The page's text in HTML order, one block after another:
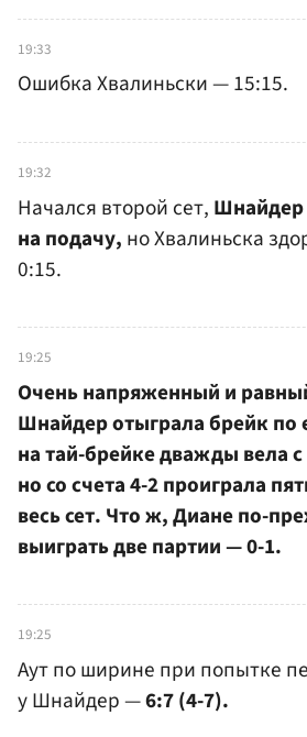
19:33
Ошибка Хвалиньски — 15:15.
19:32
Начался второй сет,
на подачу, но Хвалиньска
0:15.
19:25
Очень напряженный и
Шнайдер отыграла брейк по
на тай-брейке дважды вела
но со счета 4-2 проиграла
весь сет. Что ж, Диане по-
выиграть две партии — 0-1.
19:25
Аут по ширине при попытке
у Шнайдер —6:7 (4-7).